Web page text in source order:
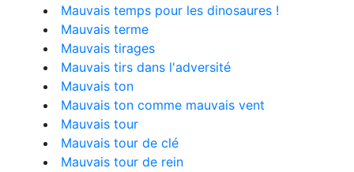
Mauvais temps pour les dinosaures !
Mauvais terme
Mauvais tirages
Mauvais tirs dans l'adversité
Mauvais ton
Mauvais ton comme mauvais vent
Mauvais tour
Mauvais tour de clé
Mauvais tour de rein